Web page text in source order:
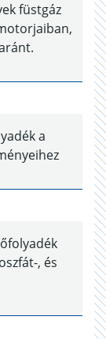
füstgáz
a
, és